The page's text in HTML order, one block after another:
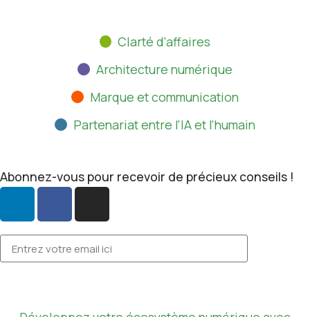
Clarté d'affaires
Architecture numérique
Marque et communication
Partenariat entre l'IA et l'humain
Abonnez-vous pour recevoir de précieux conseils !